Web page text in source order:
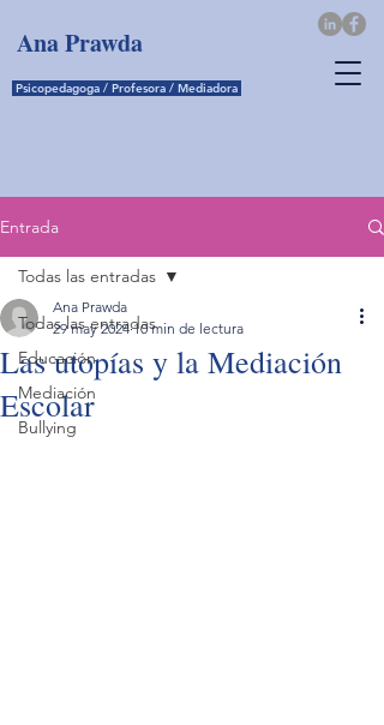
AnaPrawda
Psicopedagoga / Profesora / Mediadora
Entrada
Todas las entradas
Educación
Mediación
Bullying
Todas las entradas
Las utopías y la Mediación
Escolar
Ana Prawda
29 may 2024 10 min de lectura